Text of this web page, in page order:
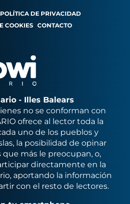
POLÍTICA DE PRIVACIDAD
COOKIES CONTACTO
- Illes Balears
no se conforman con
ofrece al lector toda la
uno de los pueblos y
la posibilidad de opinar
más le preocupan, o,
directamente en la
aportando la información
con el resto de lectores.